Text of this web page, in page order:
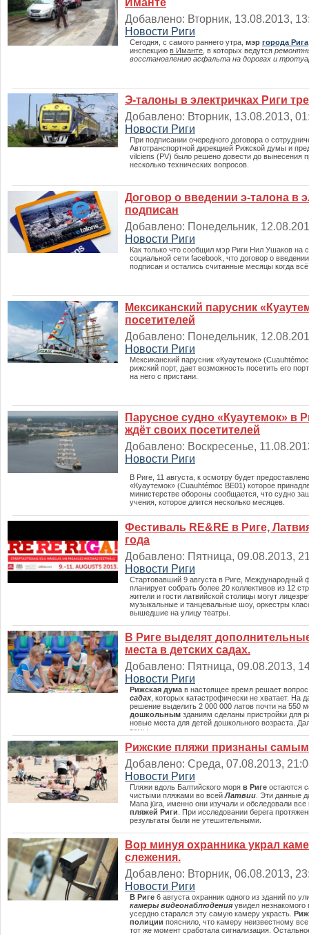
Иманте
Добавлено: Вторник, 13.08.2013,
Новости Риги
Сегодня, с самого раннего утра, мэр города Рига
инспекцию в Иманте , в которых ведутся
восстановлению асфальта на дорогах и
Э-талоны в электричках Риги
Добавлено: Вторник, 13.08.2013,
Новости Риги
При подписании очередного договора о
Автотранспортной дирекцией Рижской думы и
vilciens (PV) было решено довести до вынесения
несколько технических вопросов.
Договор о введении э-талона в
подписан
Добавлено: Понедельник,
Новости Риги
Как только что сообщил мэр Риги Нил Ушаков на
социальной сети facebook, что договор о
подписан и остались считанные месяцы когда
Мексиканский парусник
посетителей
Добавлено: Понедельник,
Новости Риги
Мексиканский парусник «Куаутемок»
рижский порт, дает возможность посетить его
на него с пристани.
Парусное судно «Куаутемок» в
ждёт своих посетителей
Добавлено: Воскресенье,
Новости Риги
В Риге, 11 августа, к осмотру будет
«Куаутемок» (Cuauhtémoc BE01) которое
министерстве обороны сообщается, что судно
учения, которое длится несколько месяцев.
Фестиваль RE&RE в Риге,
года
Добавлено: Пятница, 09.08.2013,
Новости Риги
Стартовавший 9 августа в Риге, Международный
планирует собрать более 20 коллективов из 12
жители и гости латвийской столицы могут
музыкальные и танцевальные шоу, оркестры
вышедшие на улицу театры.
В Риге выделят
места в детских садах.
Добавлено: Пятница, 09.08.2013,
Новости Риги
Рижская дума в настоящее время решает
садах, которых катастрофически не хватает. На
решение выделить 2 000 000 латов почти на 550
дошкольным зданиям сделаны пристройки для
новые места для детей дошкольного возраста.
темы.
Рижские пляжи признаны
Добавлено: Среда, 07.08.2013,
Новости Риги
Пляжи вдоль Балтийского моря в Риге остаются
чистыми пляжами во всейЛатвии . Эти данные
Mana jūra, именно они изучали и обследовали
пляжей Риги . При исследовании берега
результаты были не утешительными.
Вор минуя охранника украл
слежения.
Добавлено: Вторник, 06.08.2013,
Новости Риги
В Риге 6 августа охранник одного из зданий по
камеры видеонаблюденияувидел незнакомого
усердно старался эту самую камеру украсть.
полиции пояснило, что камеру неизвестному
тот же момент сработала сигнализация.